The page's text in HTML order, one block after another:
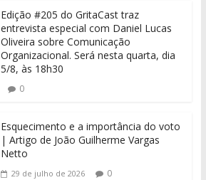
Edição #205 do GritaCast traz
entrevista especial com Daniel Lucas
Oliveira sobre Comunicação
Organizacional. Será nesta quarta, dia
5/8, às 18h30
0
Esquecimento e a importância do voto
| Artigo de João Guilherme Vargas
Netto
29 de julho de 2026 0